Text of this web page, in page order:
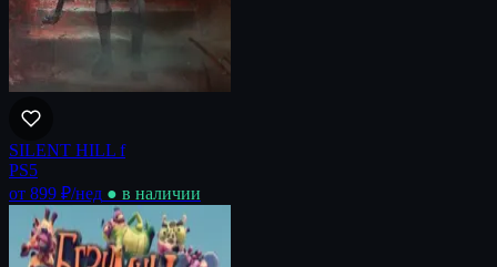
SILENT HILL f
PS5
от 899 ₽/нед ● в наличии